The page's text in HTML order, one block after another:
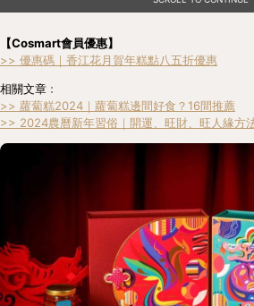
【Cosmart會員優惠】
>> 優惠碼｜香江花月賀年糕點八五折優惠
相關文章﹕
>> 蘿蔔糕2024｜蘿蔔糕邊間好食？16間推薦
>> 2024農曆新年習俗｜開運、旺財、旺人緣方